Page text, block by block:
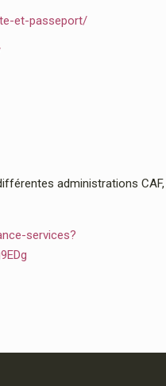
et-passeport/
administrations
services?